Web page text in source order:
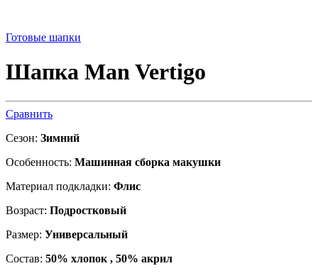
Готовые шапки
Шапка Man Vertigo
Сравнить
Сезон: Зимний
Особенность: Машинная сборка макушки
Материал подкладки: Флис
Возраст: Подростковый
Размер: Универсальный
Состав: 50% хлопок , 50% акрил